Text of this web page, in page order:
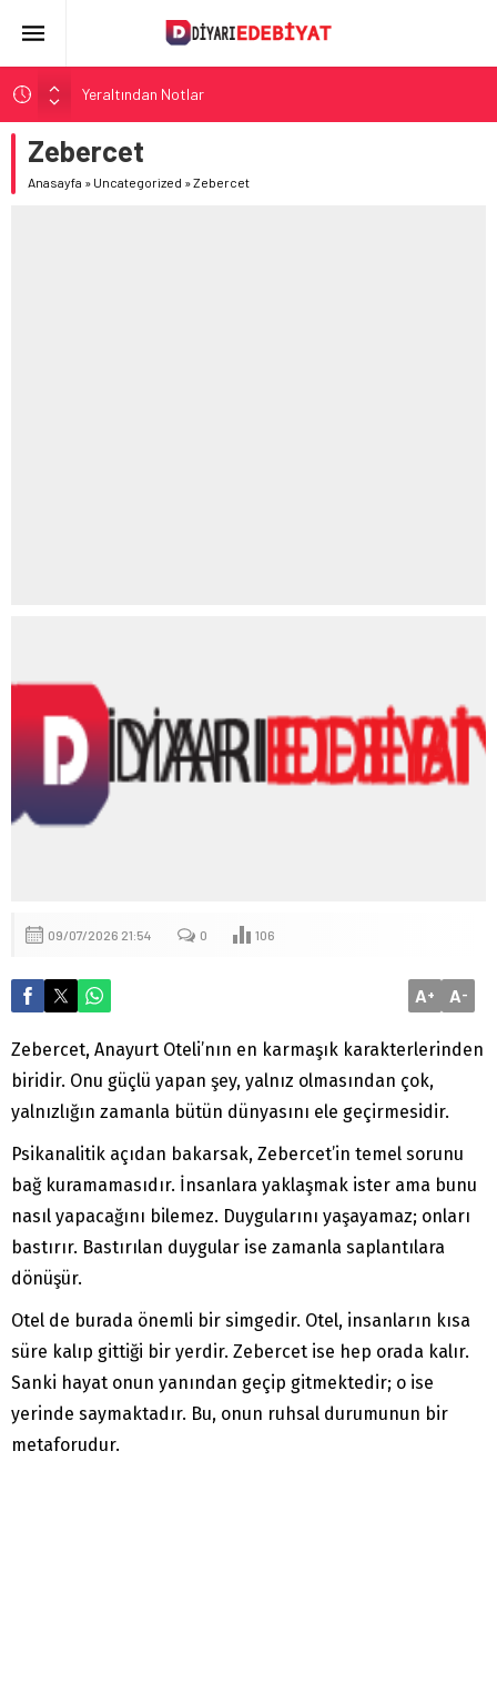
Yeraltından Notlar
Aylak Adam
Zebercet
Demiryolu Hikâyecileri
Zebercet
Anasayfa » Uncategorized »Zebercet
09/07/2026 21:54 0 106
A+ A-
Zebercet, Anayurt Oteli’nın en karmaşık karakterlerinden
biridir. Onu güçlü yapan şey, yalnız olmasından çok,
yalnızlığın zamanla bütün dünyasını ele geçirmesidir.
Psikanalitik açıdan bakarsak, Zebercet’in temel sorunu
bağ kuramamasıdır. İnsanlara yaklaşmak ister ama bunu
nasıl yapacağını bilemez. Duygularını yaşayamaz; onları
bastırır. Bastırılan duygular ise zamanla saplantılara
dönüşür.
Otel de burada önemli bir simgedir. Otel, insanların kısa
süre kalıp gittiği bir yerdir. Zebercet ise hep orada kalır.
Sanki hayat onun yanından geçip gitmektedir; o ise
yerinde saymaktadır. Bu, onun ruhsal durumunun bir
metaforudur.